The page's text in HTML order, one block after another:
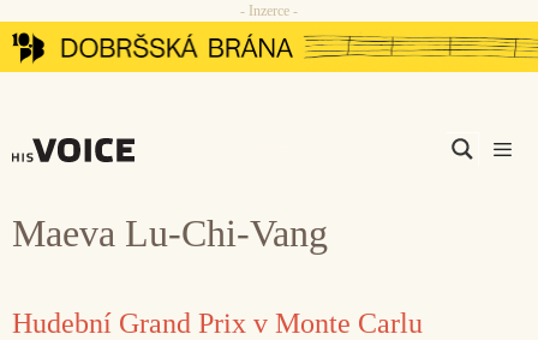
Přeskočit
na
- Inzerce -
Maeva Lu-Chi-Vang
Hudební Grand Prix v Monte Carlu